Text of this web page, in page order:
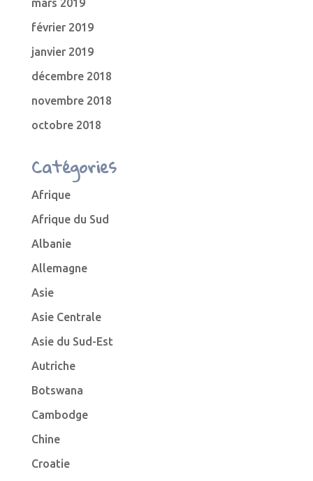
mars 2019
février 2019
janvier 2019
décembre 2018
novembre 2018
octobre 2018
Catégories
Afrique
Afrique du Sud
Albanie
Allemagne
Asie
Asie Centrale
Asie du Sud-Est
Autriche
Botswana
Cambodge
Chine
Croatie